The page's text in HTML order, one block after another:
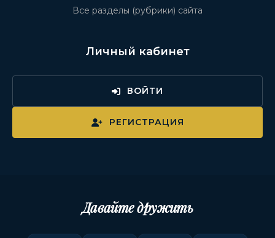
Все разделы (рубрики) сайта
Личный кабинет
ВОЙТИ
РЕГИСТРАЦИЯ
Давайте дружить